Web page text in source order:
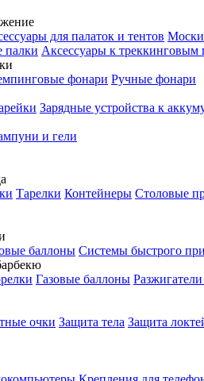
для палаток и тентов
палки Аксессуары к треккинговым
фонари Ручные фонари
Зарядные устройства к
и гели
Тарелки Контейнеры Столовые
баллоны Системы быстрого
Газовые баллоны
очки Защита тела Защита